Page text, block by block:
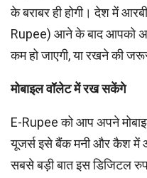
के बराबर ही होगी। देश में
Rupee) आने के बाद आपको
कम हो जाएगी, या रखने की
मोबाइल वॉलेट में रख सकेंगे
E-Rupee को आप अपने
यूजर्स इसे बैंक मनी और कैश में
सबसे बड़ी बात इस डिजिटल